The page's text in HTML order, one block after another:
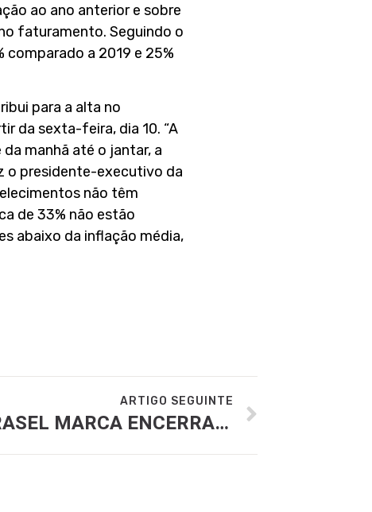
ao ano anterior e sobre
faturamento. Seguindo o
a 2019 e 25%
para a alta no
da sexta-feira, dia 10. “A
manhã até o jantar, a
o presidente-executivo da
não têm
de 33% não estão
abaixo da inflação média,
ARTIGO SEGUINTE
HAPPY HOUR ABRASEL MARCA ENCERRAMENTO DA EDIÇÃO 2022 DO FESTIVAL BRASIL SABOR